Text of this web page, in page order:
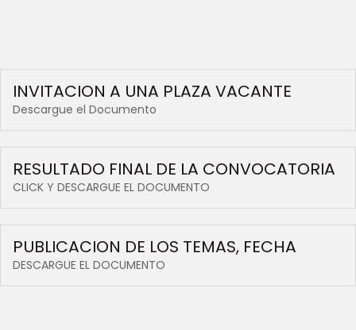
INVITACION A UNA PLAZA VACANTE
Descargue el Documento
RESULTADO FINAL DE LA CONVOCATORIA
CLICK Y DESCARGUE EL DOCUMENTO
PUBLICACION DE LOS TEMAS, FECHA
DESCARGUE EL DOCUMENTO